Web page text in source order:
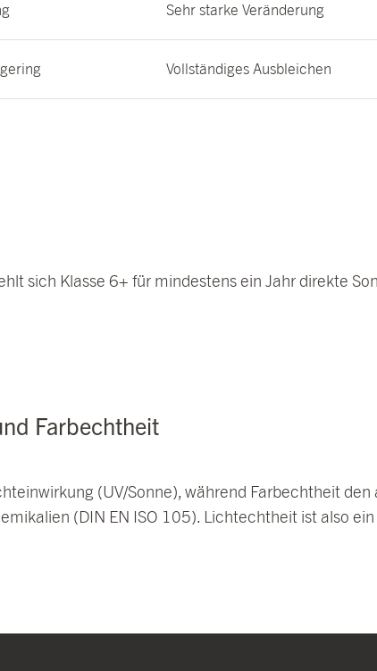
Sehr starke Veränderung
Vollständiges Ausbleichen
sich Klasse 6+ für mindestens ein Jahr direkte
Farbechtheit
(UV/Sonne), während Farbechtheit
(DIN EN ISO 105). Lichtechtheit ist also